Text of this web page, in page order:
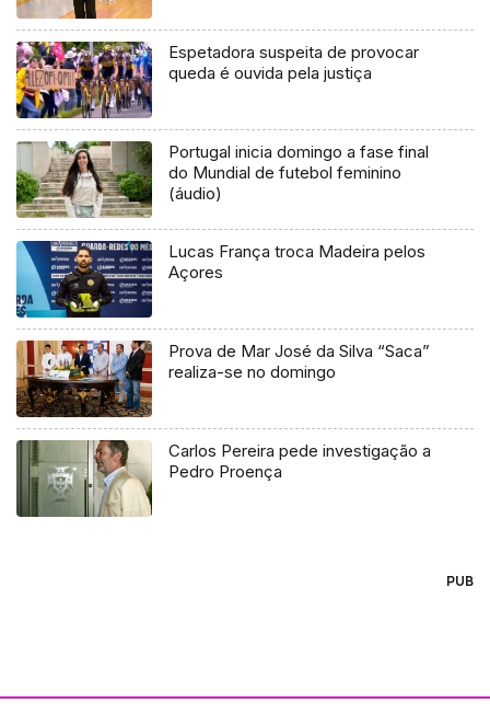
Espetadora suspeita de provocar
queda é ouvida pela justiça
Portugal inicia domingo a fase final
do Mundial de futebol feminino
(áudio)
Lucas França troca Madeira pelos
Açores
Prova de Mar José da Silva “Saca”
realiza-se no domingo
Carlos Pereira pede investigação a
Pedro Proença
PUB